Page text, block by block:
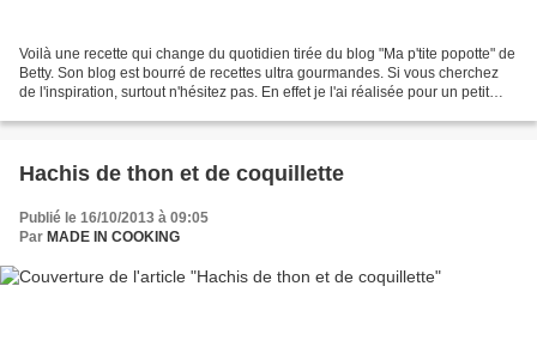
Voilà une recette qui change du quotidien tirée du blog "Ma p'tite popotte" de
Betty. Son blog est bourré de recettes ultra gourmandes. Si vous cherchez
de l'inspiration, surtout n'hésitez pas. En effet je l'ai réalisée pour un petit
Hachis de thon et de coquillette
Publié le 16/10/2013 à 09:05
Par MADE IN COOKING